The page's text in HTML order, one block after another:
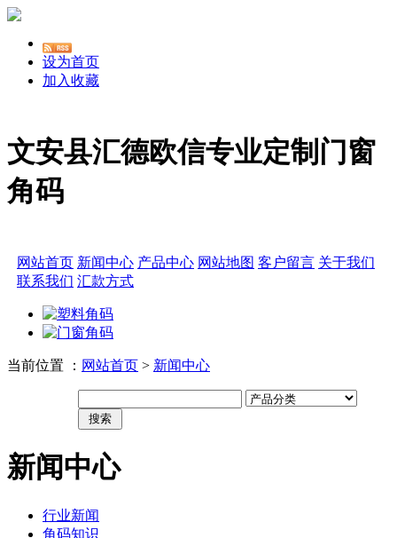
设为首页
加入收藏
文安县汇德欧信专业定制门窗
角码
网站首页 新闻中心 产品中心 网站地图 客户留言 关于我们
联系我们 汇款方式
当前位置 ： 网站首页 > 新闻中心
新闻中心
行业新闻
角码知识